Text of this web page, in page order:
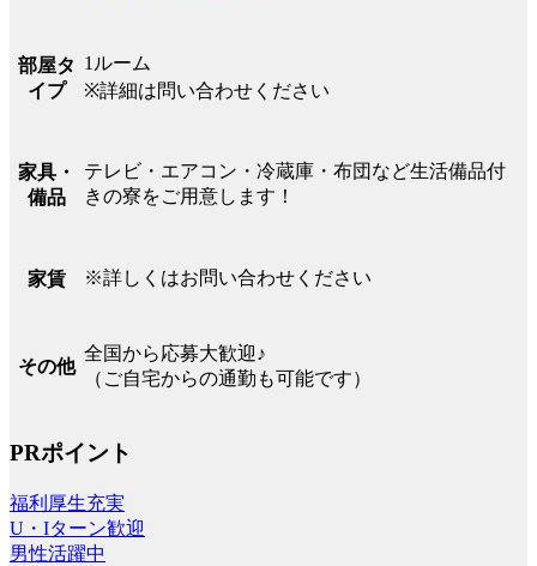
部屋タ
イプ
1ルーム
※詳細は問い合わせください
家具・
備品
テレビ・エアコン・冷蔵庫・布団など生活備品付
きの寮をご用意します！
家賃 ※詳しくはお問い合わせください
その他
全国から応募大歓迎♪
（ご自宅からの通勤も可能です）
PRポイント
福利厚生充実
U・Iターン歓迎
男性活躍中